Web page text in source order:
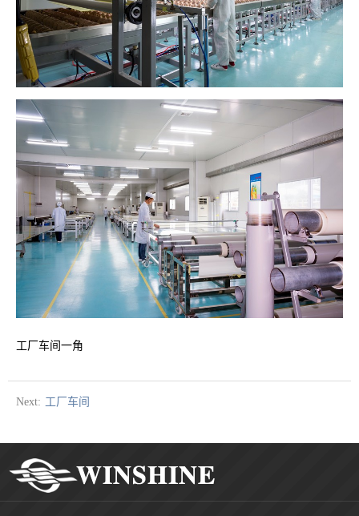
工厂车间一角
Next: 工厂车间